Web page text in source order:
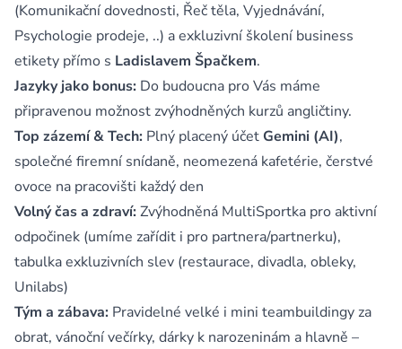
(Komunikační dovednosti, Řeč těla, Vyjednávání,
Psychologie prodeje, ..) a exkluzivní školení business
etikety přímo s Ladislavem Špačkem.
Jazyky jako bonus: Do budoucna pro Vás máme
připravenou možnost zvýhodněných kurzů angličtiny.
Top zázemí & Tech: Plný placený účet Gemini (AI),
společné firemní snídaně, neomezená kafetérie, čerstvé
ovoce na pracovišti každý den
Volný čas a zdraví: Zvýhodněná MultiSportka pro aktivní
odpočinek (umíme zařídit i pro partnera/partnerku),
tabulka exkluzivních slev (restaurace, divadla, obleky,
Unilabs)
Tým a zábava: Pravidelné velké i mini teambuildingy za
obrat, vánoční večírky, dárky k narozeninám a hlavně –